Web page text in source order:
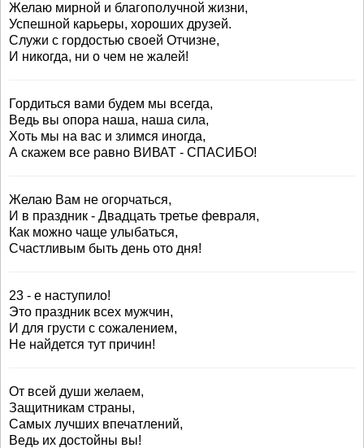
Желаю мирной и благополучной жизни,
Успешной карьеры, хороших друзей.
Служи с гордостью своей Отчизне,
И никогда, ни о чем не жалей!
Гордиться вами будем мы всегда,
Ведь вы опора наша, наша сила,
Хоть мы на вас и злимся иногда,
А скажем все равно ВИВАТ - СПАСИБО!
Желаю Вам не огорчаться,
И в праздник - Двадцать третье февраля,
Как можно чаще улыбаться,
Счастливым быть день ото дня!
23 - е наступило!
Это праздник всех мужчин,
И для грусти с сожалением,
Не найдется тут причин!
От всей души желаем,
Защитникам страны,
Самых лучших впечатлений,
Ведь их достойны вы!